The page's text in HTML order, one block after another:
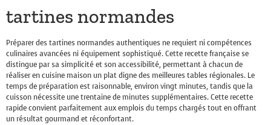
tartines normandes
Préparer des tartines normandes authentiques ne requiert ni compétences
culinaires avancées ni équipement sophistiqué. Cette recette française se
distingue par sa simplicité et son accessibilité, permettant à chacun de
réaliser en cuisine maison un plat digne des meilleures tables régionales. Le
temps de préparation est raisonnable, environ vingt minutes, tandis que la
cuisson nécessite une trentaine de minutes supplémentaires. Cette recette
rapide convient parfaitement aux emplois du temps chargés tout en offrant
un résultat gourmand et réconfortant.